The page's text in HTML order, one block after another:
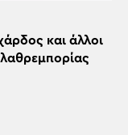
και άλλοι